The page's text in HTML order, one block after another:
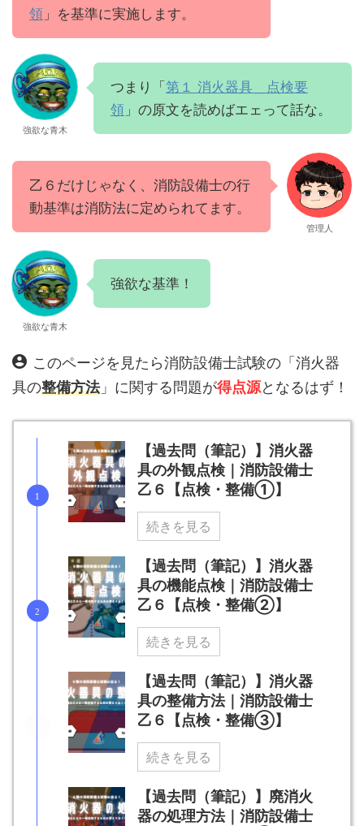
領 」を基準に実施します。
強欲な青木
つまり「第１ 消火器具＿点検要
領 」の原文を読めばエェって話な。
乙６だけじゃなく、消防設備士の行
動基準は消防法に定められてます。
管理人
強欲な青木
強欲な基準！
このページを見たら消防設備士試験の「消火器
具の整備方法」に関する問題が得点源となるはず！
【過去問（筆記）】消火器
具の外観点検｜消防設備士
乙６【点検・整備①】
続きを見る
【過去問（筆記）】消火器
具の機能点検｜消防設備士
乙６【点検・整備②】
続きを見る
【過去問（筆記）】消火器
具の整備方法｜消防設備士
乙６【点検・整備③】
続きを見る
【過去問（筆記）】廃消火
器の処理方法｜消防設備士